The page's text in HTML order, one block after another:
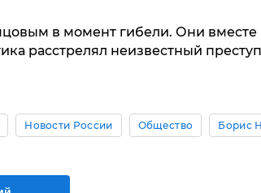
в момент гибели. Они вместе
расстрелял неизвестный
Новости России Общество Борис